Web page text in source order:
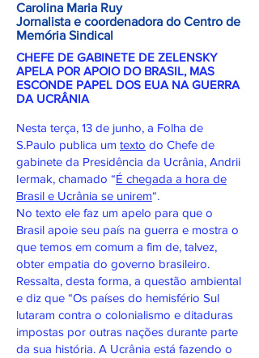
Carolina Maria Ruy
Jornalista e coordenadora do Centro de
Memória Sindical
CHEFE DE GABINETE DE ZELENSKY
APELA POR APOIO DO BRASIL, MAS
ESCONDE PAPEL DOS EUA NA GUERRA
DA UCRÂNIA
Nesta terça, 13 de junho, a Folha de
S.Paulo publica um texto do Chefe de
gabinete da Presidência da Ucrânia, Andrii
Iermak, chamado “É chegada a hora de
Brasil e Ucrânia se unirem“.
No texto ele faz um apelo para que o
Brasil apoie seu país na guerra e mostra o
que temos em comum a fim de, talvez,
obter empatia do governo brasileiro.
Ressalta, desta forma, a questão ambiental
e diz que “Os países do hemisfério Sul
lutaram contra o colonialismo e ditaduras
impostas por outras nações durante parte
da sua história. A Ucrânia está fazendo o